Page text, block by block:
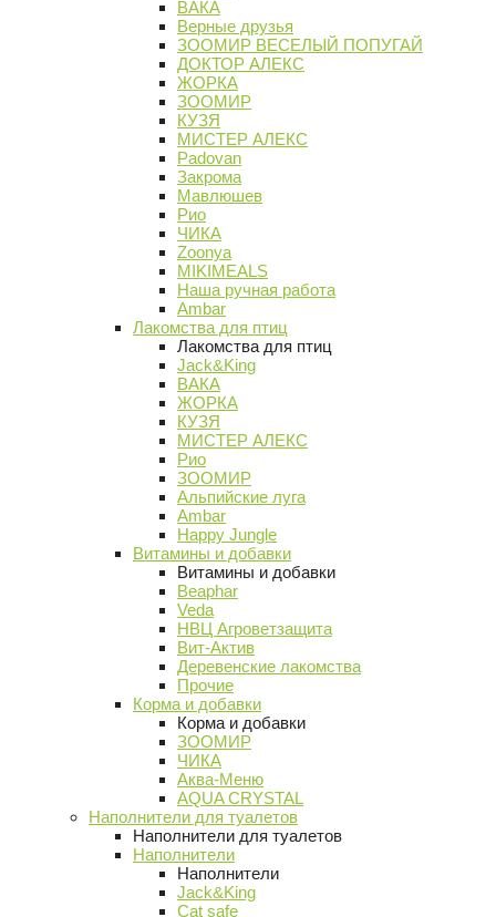
ВАКА
Верные друзья
ЗООМИР ВЕСЕЛЫЙ ПОПУГАЙ
ДОКТОР АЛЕКС
ЖОРКА
ЗООМИР
КУЗЯ
МИСТЕР АЛЕКС
Padovan
Закрома
Мавлюшев
Рио
ЧИКА
Zoonya
MIKIMEALS
Наша ручная работа
Ambar
Лакомства для птиц
Лакомства для птиц
Jack&King
ВАКА
ЖОРКА
КУЗЯ
МИСТЕР АЛЕКС
Рио
ЗООМИР
Альпийские луга
Ambar
Happy Jungle
Витамины и добавки
Витамины и добавки
Beaphar
Veda
НВЦ Агроветзащита
Вит-Актив
Деревенские лакомства
Прочие
Корма и добавки
Корма и добавки
ЗООМИР
ЧИКА
Аква-Меню
AQUA CRYSTAL
Наполнители для туалетов
Наполнители для туалетов
Наполнители
Наполнители
Jack&King
Cat safe